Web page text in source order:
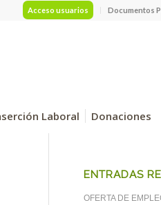
Acceso usuarios Documentos
Laboral Donaciones
ENTRADAS
OFERTA DE